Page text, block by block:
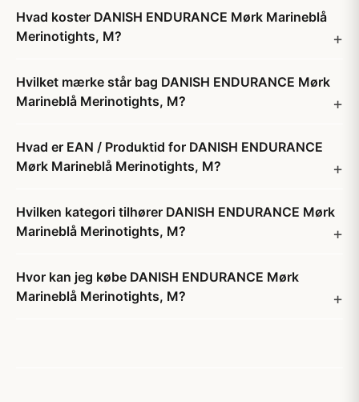
Hvad koster DANISH ENDURANCE Mørk Marineblå
Merinotights, M?
Hvilket mærke står bag DANISH ENDURANCE Mørk
Marineblå Merinotights, M?
Hvad er EAN / Produktid for DANISH ENDURANCE
Mørk Marineblå Merinotights, M?
Hvilken kategori tilhører DANISH ENDURANCE Mørk
Marineblå Merinotights, M?
Hvor kan jeg købe DANISH ENDURANCE Mørk
Marineblå Merinotights, M?